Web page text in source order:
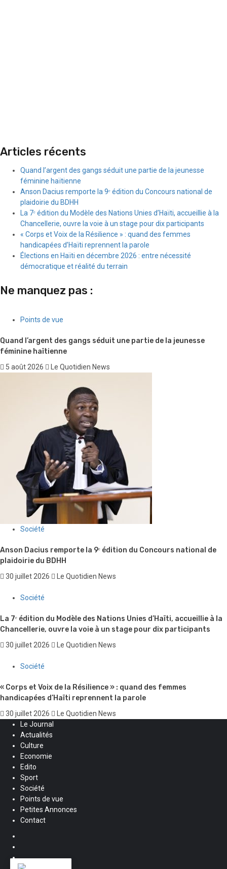
Articles récents
Quand l’argent des gangs séduit une partie de la jeunesse
féminine haïtienne
Anson Dacius remporte la 9ᵉ édition du Concours national de
plaidoirie du BDHH
La 7ᵉ édition du Modèle des Nations Unies d’Haïti, accueillie à la
Chancellerie, ouvre la voie à un stage pour dix participants
« Corps et Voix de la Résilience » : quand des femmes
handicapées d’Haïti reprennent la parole
Élections en Haïti en décembre 2026 : entre nécessité
démocratique et réalité du terrain
Ne manquez pas :
Points de vue
Quand l’argent des gangs séduit une partie de la jeunesse
féminine haïtienne
5 août 2026 Le Quotidien News
Société
Anson Dacius remporte la 9ᵉ édition du Concours national de
plaidoirie du BDHH
30 juillet 2026 Le Quotidien News
Société
La 7ᵉ édition du Modèle des Nations Unies d’Haïti, accueillie à la
Chancellerie, ouvre la voie à un stage pour dix participants
30 juillet 2026 Le Quotidien News
Société
« Corps et Voix de la Résilience » : quand des femmes
handicapées d’Haïti reprennent la parole
30 juillet 2026
Le Quotidien News
Le Journal
Actualités
Culture
Economie
Edito
Sport
Société
Points de vue
Petites Annonces
Contact
Twitter
Youtube